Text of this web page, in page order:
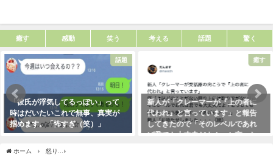
癒す 感動 笑う 考える 話題 驚く
話題
「彼氏が浮気してるっぽい」って
時はだいたいこれで無事、真実が
掴めます。「怖すぎ（笑）」
癒す
新人が「クレーマーが『上の者に
代われ』と言っています」と報告
してきたので「そのレベルであれ
ば君でも大丈夫だよ！」と言った
ホーム 怒り